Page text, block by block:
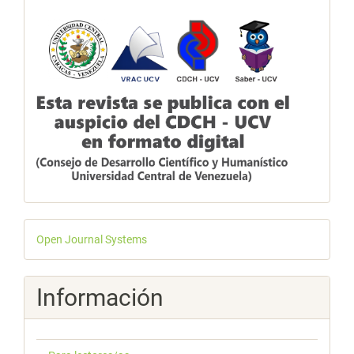
Desarrollado
por
Open Journal Systems
Información